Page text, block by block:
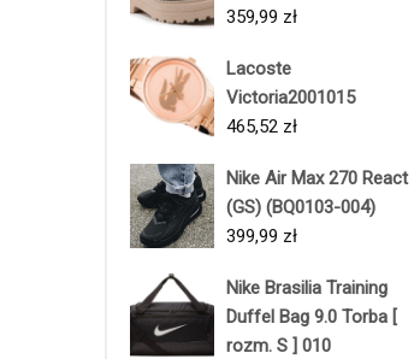
359,99 zł
Lacoste
Victoria2001015
465,52 zł
Nike Air Max 270 React
(GS) (BQ0103-004)
399,99 zł
Nike Brasilia Training
Duffel Bag 9.0 Torba [
rozm. S ] 010